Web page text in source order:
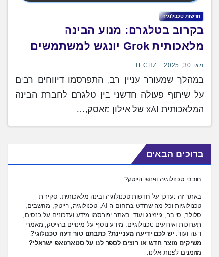
חדשות טכנולוגיה
בקרוב בטלגרם: מנוע הבינה
מלאכותית Grok יונגש למשתמשים
מאי 30, 2025 TECHZ
במהלך שמעורר עניין רב, התפרסמו דיווחים רבים
על שיתוף פעולה חדשני בין טלגרם לחברת הבינה
המלאכותית xAI של אילון מאסק,…
ברוכים הבאים
חובבי טכנולוגיה ואנשי הייטק?
באתר זה נעדכן על חדשות טכנולוגיה ובינה מלאכותית. סקירות
טכנולוגיות וכל מה שחדש בתחום ה AI, טכנולוגיה, הייטק, מחשבים,
סלולר, סייבר, גיימינג ועוד. באתר יפורסמו מידע ועדכונים על כנסים,
תערוכות ואירועים טכנולוגיים. מידע נוסף על מינויים בהייטק, מאמרי
דעה ועוד. יש לכם ידיעה מעניינת? כתבתם טור דעה טכנולוגי?
משיקים מוצר חדש או רוצים לספר לנו על סטארטאפ ישראלי?
מוזמנים לפנות אלינו.